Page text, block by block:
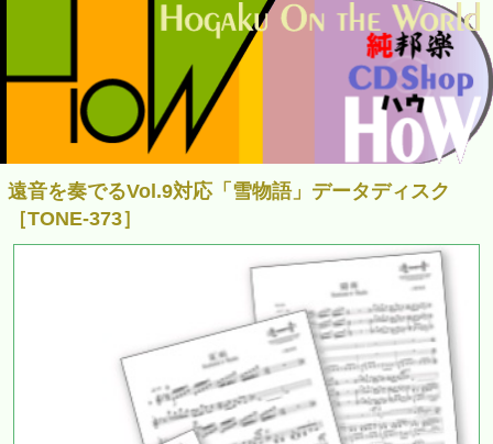
遠音を奏でるVol.9対応「雪物語」データディスク
［TONE-373］